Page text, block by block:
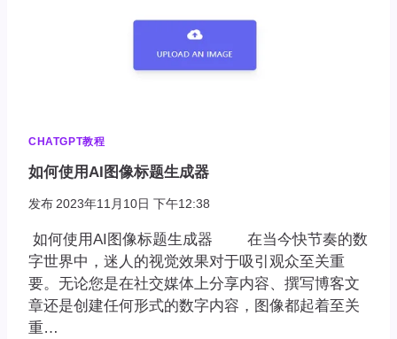
CHATGPT教程
如何使用AI图像标题生成器
发布 2023年11月10日 下午12:38
如何使用AI图像标题生成器 在当今快节奏的数
字世界中，迷人的视觉效果对于吸引观众至关重
要。无论您是在社交媒体上分享内容、撰写博客文
章还是创建任何形式的数字内容，图像都起着至关
重…